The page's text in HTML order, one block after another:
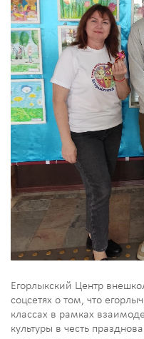
Егорлыкский Центр
соцсетях о том, что
классах в рамках
культуры в честь